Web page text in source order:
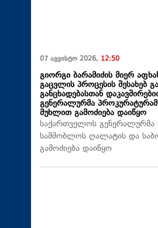
07 აგვისტო 2026, 12:50
გიორგი ბარამიძის მიერ
გაცვლის პროცესის შესახებ
განცხადებასთან
გენერალურმა
მუხლით გამოძიება დაიწყო
საქართველოს გენერალურმა
სამშობლოს ღალატის და
გამოძიება დაიწყო